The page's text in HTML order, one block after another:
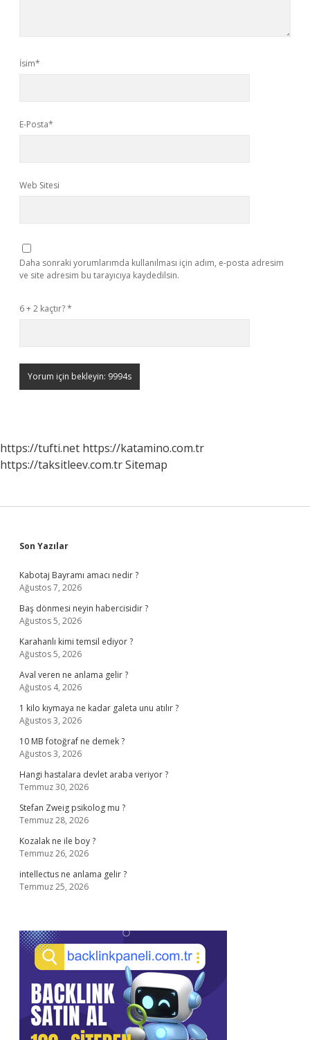
İsim*
E-Posta*
Web Sitesi
Daha sonraki yorumlarımda kullanılması için adım, e-posta adresim
ve site adresim bu tarayıcıya kaydedilsin.
6 + 2 kaçtır?*
https://tufti.net https://katamino.com.tr
https://taksitleev.com.trSitemap
Sidebar
Son Yazılar
Kabotaj Bayramı amacı nedir ?
Ağustos 7, 2026
Baş dönmesi neyin habercisidir ?
Ağustos 5, 2026
Karahanlı kimi temsil ediyor ?
Ağustos 5, 2026
Aval veren ne anlama gelir ?
Ağustos 4, 2026
1 kilo kıymaya ne kadar galeta unu atılır ?
Ağustos 3, 2026
10 MB fotoğraf ne demek ?
Ağustos 3, 2026
Hangi hastalara devlet araba veriyor ?
Temmuz 30, 2026
Stefan Zweig psikolog mu ?
Temmuz 28, 2026
Kozalak ne ile boy ?
Temmuz 26, 2026
intellectus ne anlama gelir ?
Temmuz 25, 2026